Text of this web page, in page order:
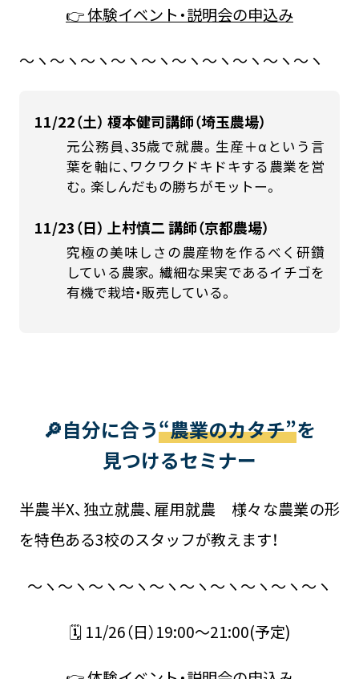
👉 体験イベント・説明会の申込み
～ヽ～ヽ～ヽ～ヽ～ヽ～ヽ～ヽ～ヽ～ヽ～ヽ
11/22（土） 榎本健司講師（埼玉農場）
元公務員、35歳で就農。生産＋αという言
葉を軸に、ワクワクドキドキする農業を営
む。楽しんだもの勝ちがモットー。
11/23（日） 上村慎二 講師（京都農場）
究極の美味しさの農産物を作るべく研鑽
している農家。繊細な果実であるイチゴを
有機で栽培・販売している。
🔎自分に合う“農業のカタチ”を
見つけるセミナー
半農半X、独立就農、雇用就農 様々な農業の形
を特色ある3校のスタッフが教えます！
～ヽ～ヽ～ヽ～ヽ～ヽ～ヽ～ヽ～ヽ～ヽ～ヽ
🗓 11/26（日）19:00～21:00(予定)